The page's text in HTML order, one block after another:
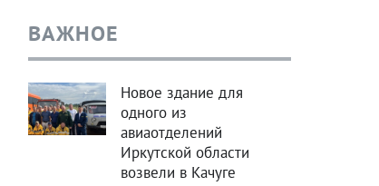
ВАЖНОЕ
Новое здание для
одного из
авиаотделений
Иркутской области
возвели в Качуге